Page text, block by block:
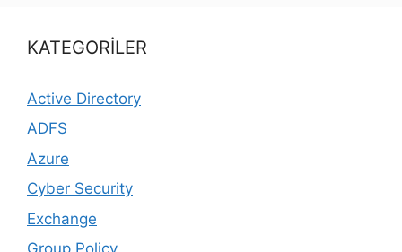
KATEGORİLER
Active Directory
ADFS
Azure
Cyber Security
Exchange
Group Policy